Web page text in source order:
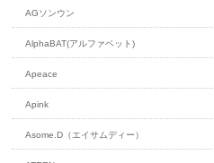
AGソンウン
AlphaBAT(アルファベット)
Apeace
Apink
Asome.D（エイサムディー）